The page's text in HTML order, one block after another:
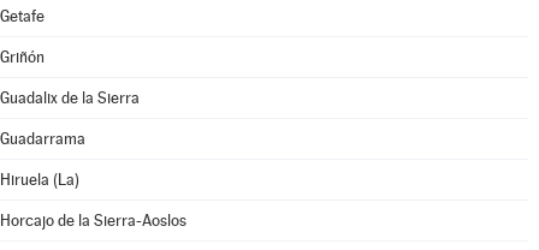
Getafe
Griñón
Guadalix de la Sierra
Guadarrama
Hiruela (La)
Horcajo de la Sierra-Aoslos